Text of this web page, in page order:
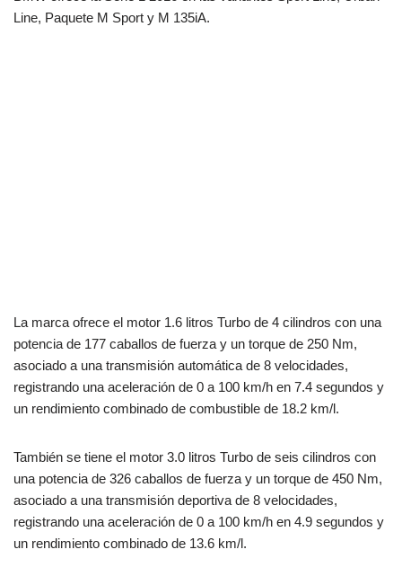
Line, Paquete M Sport y M 135iA.
La marca ofrece el motor 1.6 litros Turbo de 4 cilindros con una
potencia de 177 caballos de fuerza y un torque de 250 Nm,
asociado a una transmisión automática de 8 velocidades,
registrando una aceleración de 0 a 100 km/h en 7.4 segundos y
un rendimiento combinado de combustible de 18.2 km/l.
También se tiene el motor 3.0 litros Turbo de seis cilindros con
una potencia de 326 caballos de fuerza y un torque de 450 Nm,
asociado a una transmisión deportiva de 8 velocidades,
registrando una aceleración de 0 a 100 km/h en 4.9 segundos y
un rendimiento combinado de 13.6 km/l.